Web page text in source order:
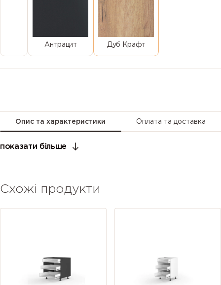
Антрацит Дуб Крафт
Опис та характеристики Оплата та доставка
показати більше
Схожі продукти